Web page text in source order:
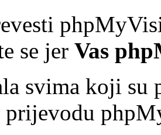
se jer Vas
svima koji su